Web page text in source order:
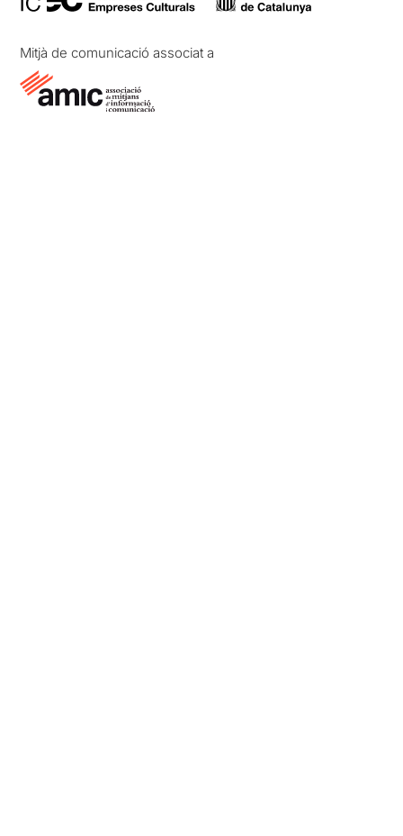
Mitjà de comunicació associat a